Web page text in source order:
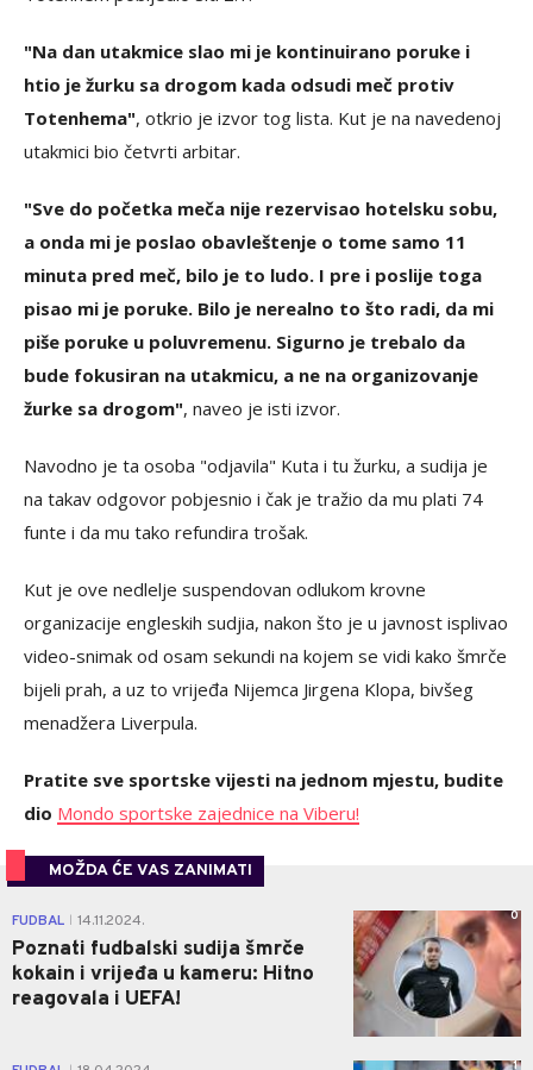
"Na dan utakmice slao mi je kontinuirano poruke i
htio je žurku sa drogom kada odsudi meč protiv
Totenhema", otkrio je izvor tog lista. Kut je na navedenoj
utakmici bio četvrti arbitar.
"Sve do početka meča nije rezervisao hotelsku sobu,
a onda mi je poslao obavleštenje o tome samo 11
minuta pred meč, bilo je to ludo. I pre i poslije toga
pisao mi je poruke. Bilo je nerealno to što radi, da mi
piše poruke u poluvremenu. Sigurno je trebalo da
bude fokusiran na utakmicu, a ne na organizovanje
žurke sa drogom", naveo je isti izvor.
Navodno je ta osoba "odjavila" Kuta i tu žurku, a sudija je
na takav odgovor pobjesnio i čak je tražio da mu plati 74
funte i da mu tako refundira trošak.
Kut je ove nedlelje suspendovan odlukom krovne
organizacije engleskih sudjia, nakon što je u javnost isplivao
video-snimak od osam sekundi na kojem se vidi kako šmrče
bijeli prah, a uz to vrijeđa Nijemca Jirgena Klopa, bivšeg
menadžera Liverpula.
Pratite sve sportske vijesti na jednom mjestu, budite
dio Mondo sportske zajednice na Viberu!
MOŽDA ĆE VAS ZANIMATI
FUDBAL 14.11.2024.
Poznati fudbalski sudija šmrče
kokain i vrijeđa u kameru: Hitno
reagovala i UEFA!
0
1